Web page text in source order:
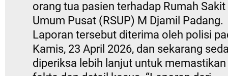
orang tua pasien terhadap Rumah Sakit
Umum Pusat (RSUP) M Djamil Padang.
Laporan tersebut diterima oleh polisi
Kamis, 23 April 2026, dan sekarang
diperiksa lebih lanjut untuk memastikan